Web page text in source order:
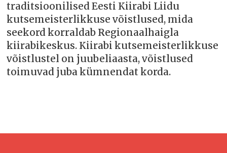
traditsioonilised Eesti Kiirabi Liidu
kutsemeisterlikkuse võistlused, mida
seekord korraldab Regionaalhaigla
kiirabikeskus. Kiirabi kutsemeisterlikkuse
võistlustel on juubeliaasta, võistlused
toimuvad juba kümnendat korda.